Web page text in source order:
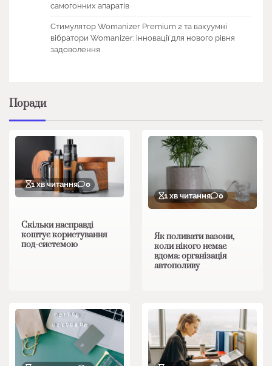
самогонних апаратів
Стимулятор Womanizer Premium 2 та вакуумні
вібратори Womanizer: інновації для нового рівня
задоволення
Поради
1 хв читання 0
Скільки насправді
коштує користування
под-системою
1 хв читання 0
Як поливати вазони,
коли нікого немає
вдома: організація
автополиву